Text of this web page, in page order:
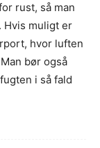
rust, så man
Hvis muligt er
hvor luften
bør også
i så fald